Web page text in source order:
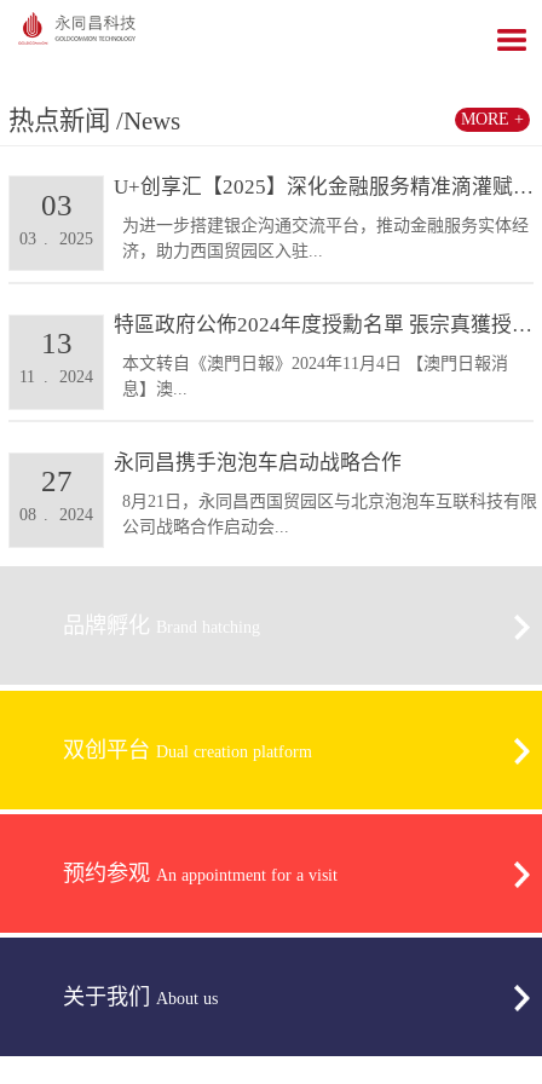
热点新闻 /News
U+创享汇【2025】深化金融服务精准滴灌赋能发展...
为进一步搭建银企沟通交流平台，推动金融服务实体经
济，助力西国贸园区入驻...
03 2025
03
特區政府公佈2024年度授勳名單 張宗真獲授予專業...
本文转自《澳門日報》2024年11月4日 【澳門日報消
息】澳...
11 2024
13
永同昌携手泡泡车启动战略合作
8月21日，永同昌西国贸园区与北京泡泡车互联科技有限
公司战略合作启动会...
08 . 2024
27
MORE +
品牌孵化 Brand hatching
双创平台 Dual creation platform
预约参观 An appointment for a visit
关于我们 About us